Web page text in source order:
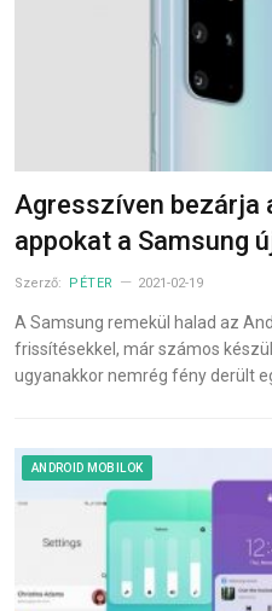
Agresszíven bezárja
appokat a Samsung
Szerző: PÉTER 2021-02-19
A Samsung remekül halad az
frissítésekkel, már számos
ugyanakkor nemrég fény derült
ANDROID MOBILOK